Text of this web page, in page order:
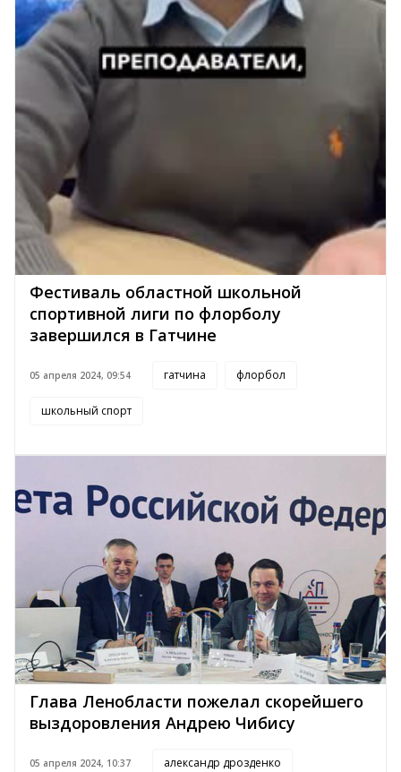
Фестиваль областной школьной
спортивной лиги по флорболу
завершился в Гатчине
05 апреля 2024, 09:54 гатчина флорбол
школьный спорт
Глава Ленобласти пожелал скорейшего
выздоровления Андрею Чибису
05 апреля 2024, 10:37 александр дрозденко